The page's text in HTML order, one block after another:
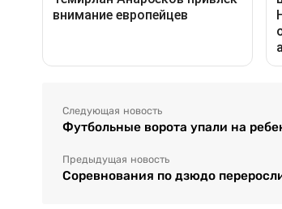
Следующая новость
Футбольные ворота упали на
Предыдущая новость
Соревнования по дзюдо